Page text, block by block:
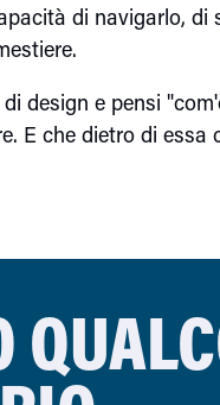
di navigarlo, di
design e pensi
E che dietro di